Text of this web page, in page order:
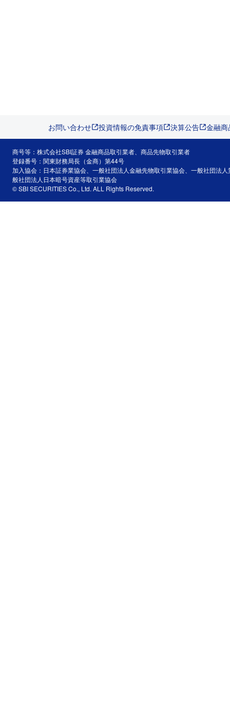
お問い合わせ 投資情報の免責事項 決算公告 金融
商号等：株式会社SBI証券 金融商品取引業者、商品先物取引業者
登録番号：関東財務局長（金商）第44号
加入協会：日本証券業協会、一般社団法人金融先物取引業協会、一般社団法
般社団法人日本暗号資産等取引業協会
© SBI SECURITIES Co., Ltd. ALL Rights Reserved.